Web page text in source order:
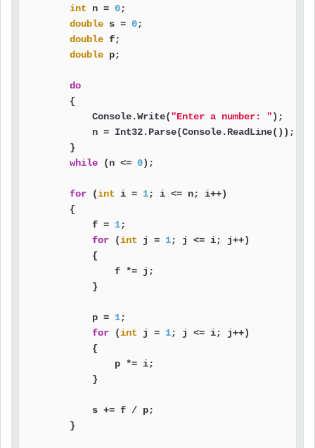
int n = 0;
double s = 0;
double f;
double p;
do
        {
            Console.Write(
"Enter a number: ");
            n = Int32.Parse(Console.ReadLine());
        }
while (n <= 0);
for (int i = 1; i <= n; i++)
        {
            f =
1;
for (int j = 1; j <= i; j++)
            {
                f *= j;
            }
            p =
1;
for (int j = 1; j <= i; j++)
            {
                p *= i;
            }
            s += f / p;
        }